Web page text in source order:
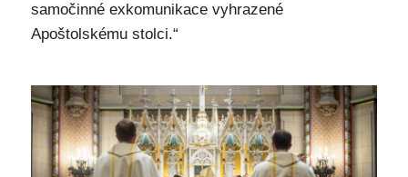
samočinné exkomunikace vyhrazené
Apoštolskému stolci.“